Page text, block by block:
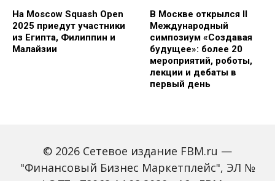
На Moscow Squash Open
2025 приедут участники
из Египта, Филиппин и
Малайзии
В Москве открылся II
Международный
симпозиум «Создавая
будущее»: более 20
мероприятий, роботы,
лекции и дебаты в
первый день
© 2026 Сетевое издание FBM.ru —
"Финансовый Бизнес Маркетплейс", ЭЛ №